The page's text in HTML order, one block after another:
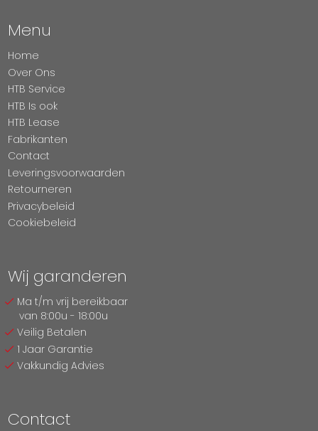
Menu
Home
Over Ons
HTB Service
HTB Is ook
HTB Lease
Fabrikanten
Contact
Leveringsvoorwaarden
Retourneren
Privacybeleid
Cookiebeleid
Wij garanderen
Ma t/m vrij bereikbaar
van 8:00u - 18:00u
Veilig Betalen
1 Jaar Garantie
Vakkundig Advies
Contact